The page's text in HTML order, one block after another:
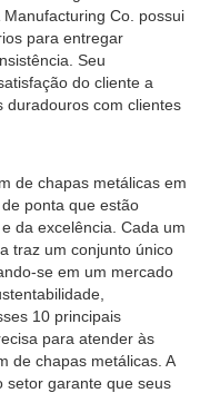
Co. possui
para entregar
Seu
do cliente a
duradouros com clientes
de chapas metálicas em
ponta que estão
da excelência. Cada um
traz um conjunto único
se em um mercado
10 principais
para atender às
de chapas metálicas. A
setor garante que seus